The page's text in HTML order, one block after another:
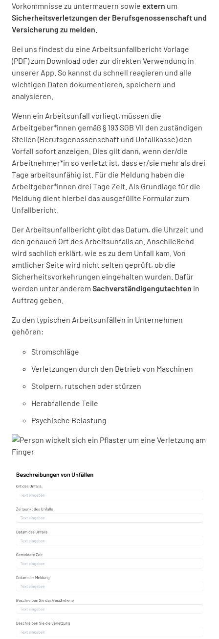
Vorkommnisse zu untermauern sowie extern um
Sicherheitsverletzungen der Berufsgenossenschaft und
Versicherung zu melden
Bei uns findest du eine Arbeitsunfallbericht Vorlage
(PDF) zum Download oder zur direkten Verwendung in
unserer App. So kannst du schnell reagieren und alle
wichtigen Daten dokumentieren, speichern und
analysieren.
Wenn ein Arbeitsunfall vorliegt, müssen die
Arbeitgeber*innen gemäß § 193 SGB VII den zuständigen
Stellen (Berufsgenossenschaft und Unfallkasse) den
Vorfall sofort anzeigen. Dies gilt dann, wenn der/die
Arbeitnehmer*in so verletzt ist, dass er/sie mehr als drei
Tage arbeitsunfähig ist. Für die Meldung haben die
Arbeitgeber*innen drei Tage Zeit. Als Grundlage für die
Meldung dient hierbei das ausgefüllte Formular zum
Unfallbericht.
Der Arbeitsunfallbericht gibt das Datum, die Uhrzeit und
den genauen Ort des Arbeitsunfalls an. Anschließend
wird sachlich erklärt, wie es zu dem Unfall kam. Von
amtlicher Seite wird nicht selten geprüft, ob die
Sicherheitsvorkehrungen eingehalten wurden. Dafür
werden unter anderem Sachverständigengutachten in
Auftrag geben.
Zu den typischen Arbeitsunfällen in Unternehmen
gehören:
Stromschläge
Verletzungen durch den Betrieb von Maschinen
Stolpern, rutschen oder stürzen
Herabfallende Teile
Psychische Belastung